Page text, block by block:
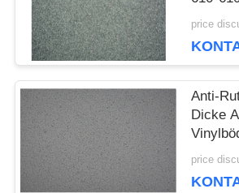
EIN
ANGEBOT
SITEMAP
Anti-
Dicke
ISO-